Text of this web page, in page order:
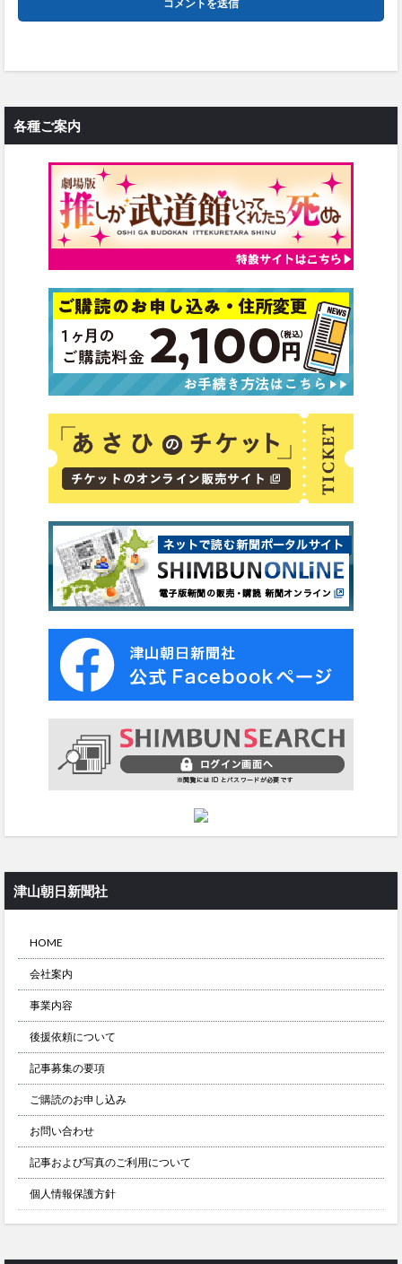
各種ご案内
津山朝日新聞社
HOME
会社案内
事業内容
後援依頼について
記事募集の要項
ご購読のお申し込み
お問い合わせ
記事および写真のご利用について
個人情報保護方針